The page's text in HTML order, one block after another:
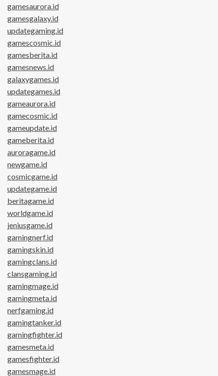
gamesaurora.id
gamesgalaxy.id
updategaming.id
gamescosmic.id
gamesberita.id
gamesnews.id
galaxygames.id
updategames.id
gameaurora.id
gamecosmic.id
gameupdate.id
gameberita.id
auroragame.id
newgame.id
cosmicgame.id
updategame.id
beritagame.id
worldgame.id
jeniusgame.id
gamingnerf.id
gamingskin.id
gamingclans.id
clansgaming.id
gamingmage.id
gamingmeta.id
nerfgaming.id
gamingtanker.id
gamingfighter.id
gamesmeta.id
gamesfighter.id
gamesmage.id